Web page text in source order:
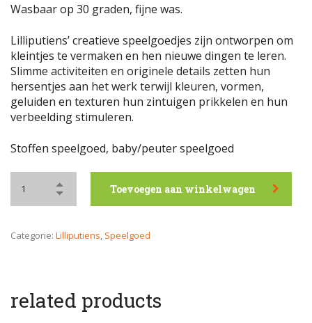
Wasbaar op 30 graden, fijne was.
Lilliputiens’ creatieve speelgoedjes zijn ontworpen om
kleintjes te vermaken en hen nieuwe dingen te leren.
Slimme activiteiten en originele details zetten hun
hersentjes aan het werk terwijl kleuren, vormen,
geluiden en texturen hun zintuigen prikkelen en hun
verbeelding stimuleren.
Stoffen speelgoed, baby/peuter speelgoed
Toevoegen aan winkelwagen
Categorie: Lilliputiens Speelgoed
related products